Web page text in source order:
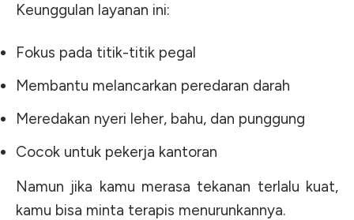
Keunggulan layanan ini:
Fokus pada titik-titik pegal
Membantu melancarkan peredaran darah
Meredakan nyeri leher, bahu, dan punggung
Cocok untuk pekerja kantoran
Namun jika kamu merasa tekanan terlalu kuat,
kamu bisa minta terapis menurunkannya.